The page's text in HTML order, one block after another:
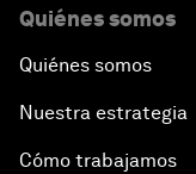
Quiénes somos
Quiénes somos
Nuestra estrategia
Cómo trabajamos